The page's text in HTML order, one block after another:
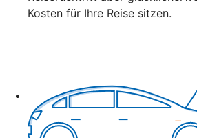
Kosten für Ihre Reise sitzen.